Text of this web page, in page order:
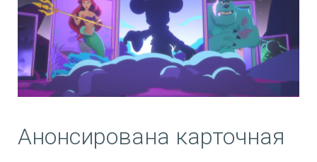
Анонсирована карточная